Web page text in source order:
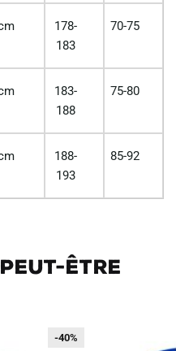
178-
183
70-75
183-
188
75-80
188-
193
85-92
être
-40%
-40%